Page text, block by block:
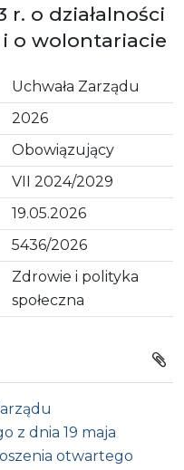
o działalności
o wolontariacie
Uchwała Zarządu
2026
Obowiązujący
VII 2024/2029
19.05.2026
5436/2026
Zdrowie i polityka
społeczna
z dnia 19 maja
otwartego